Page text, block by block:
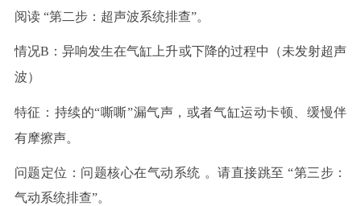
阅读 “第二步：超声波系统排查”。
情况B：异响发生在气缸上升或下降的过程中（未发射超声
波）
特征 ：持续的“嘶嘶”漏气声，或者气缸运动卡顿、缓慢伴
有摩擦声。
问题定位 ：问题核心在气动系统 。请直接跳至 “第三步：
气动系统排查”。